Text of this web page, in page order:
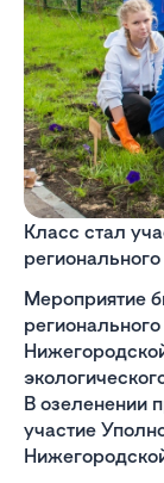
Класс стал
Мероприятие
В озеленении
участие